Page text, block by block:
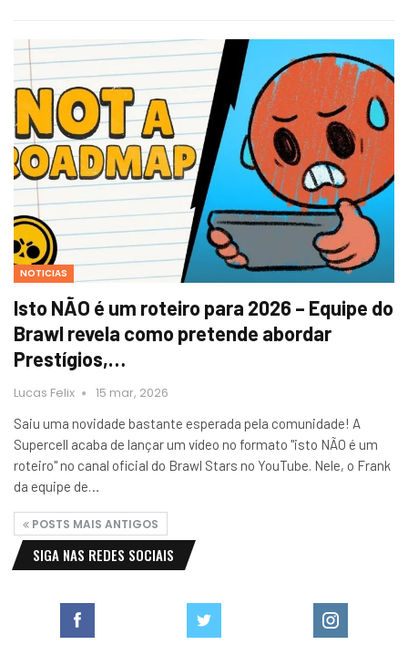
NOTICIAS
Isto NÃO é um roteiro para 2026 – Equipe do
Brawl revela como pretende abordar
Prestígios,…
Lucas Felix 15 mar, 2026
Saiu uma novidade bastante esperada pela comunidade! A
Supercell acaba de lançar um vídeo no formato "isto NÃO é um
roteiro" no canal oficial do Brawl Stars no YouTube. Nele, o Frank
da equipe de…
POSTS MAIS ANTIGOS
SIGA NAS REDES SOCIAIS